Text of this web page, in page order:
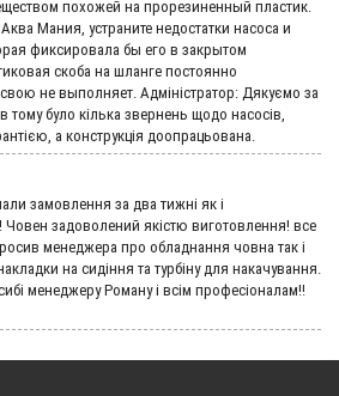
похожей на прорезиненный пластик.
Мания, устраните недостатки насоса и
фиксировала бы его в закрытом
скоба на шланге постоянно
не выполняет. Адмiнiстратор: Дякуємо за
тому було кілька звернень щодо насосів,
а конструкція доопрацьована.
замовлення за два тижні як і
задоволений якістю виготовлення! все
менеджера про обладнання човна так і
на сидіння та турбіну для накачування.
менеджеру Роману і всім професіоналам!!